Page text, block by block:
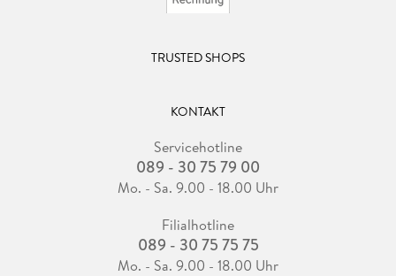
TRUSTED SHOPS
KONTAKT
Servicehotline
089 - 30 75 79 00
Mo. - Sa. 9.00 - 18.00 Uhr
Filialhotline
089 - 30 75 75 75
Mo. - Sa. 9.00 - 18.00 Uhr